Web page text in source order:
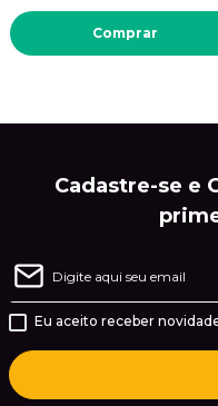
Comprar
Cadastre-se e
Eu aceito receber